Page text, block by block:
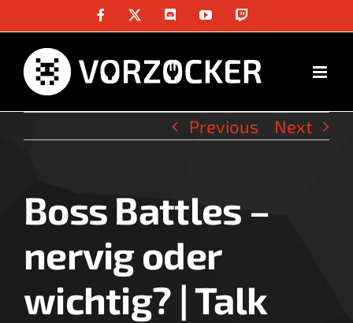
content
Facebook DiscordYouTube
Previous Next
View
Larger
Image
Boss Battles –
nervig oder
wichtig? | Talk